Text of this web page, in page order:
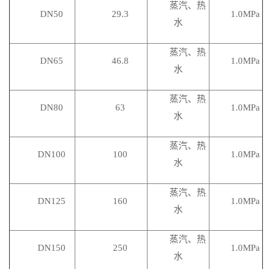
DN50 29.3
蒸汽、热
水
1.0MPa
DN65 46.8
蒸汽、热
水
1.0MPa
DN80 63
蒸汽、热
水
1.0MPa
DN100 100
蒸汽、热
水
1.0MPa
DN125 160
蒸汽、热
水
1.0MPa
DN150 250
蒸汽、热
水
1.0MPa